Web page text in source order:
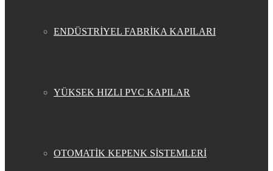
ENDÜSTRİYEL FABRİKA KAPILARI
YÜKSEK HIZLI PVC KAPILAR
OTOMATİK KEPENK SİSTEMLERİ